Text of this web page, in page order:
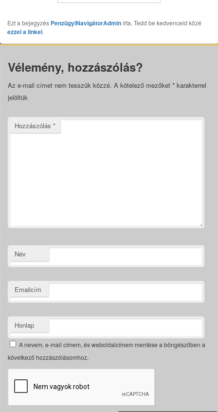
Ezt a bejegyzés PenzügyiNavigátorAdmin írta. Tedd be kedvenceid közé
ezzel a linkel.
Vélemény, hozzászólás?
Az e-mail címet nem tesszük közzé. A kötelező mezőket * karakterrel
jelöltük
Hozzászólás *
Név
Emailcím
Honlap
A nevem, e-mail címem, és weboldalcímem mentése a böngészőben a
következő hozzászólásomhoz.